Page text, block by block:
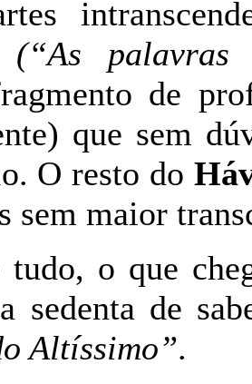
(“As palavras
de
que sem
O resto do
sem maior
tudo, o que
sedenta de
Altíssimo”.